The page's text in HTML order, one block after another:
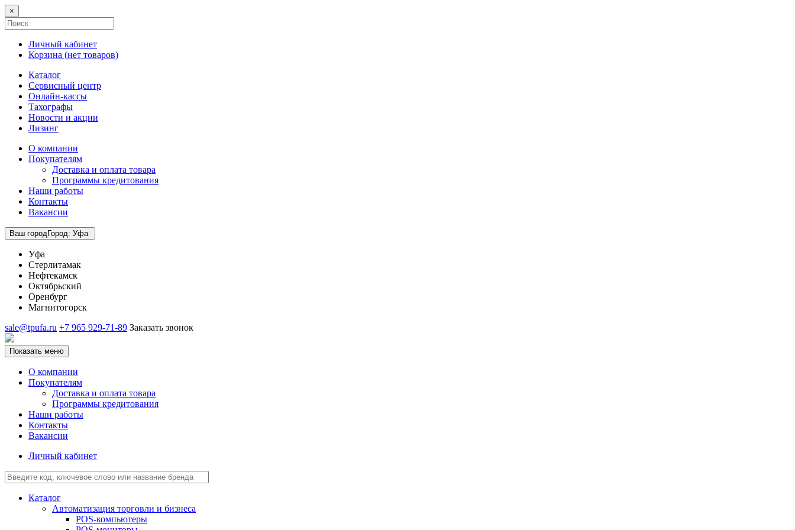
×
Личный кабинет
Корзина (нет товаров)
Каталог
Сервисный центр
Онлайн-кассы
Тахографы
Новости и акции
Лизинг
О компании
Покупателям
Доставка и оплата товара
Программы кредитования
Наши работы
Контакты
Вакансии
Ваш городГород: Уфа
Уфа
Стерлитамак
Нефтекамск
Октябрьский
Оренбург
Магнитогорск
sale@tpufa.ru +7 965 929-71-89 Заказать звонок
Показать меню
О компании
Покупателям
Доставка и оплата товара
Программы кредитования
Наши работы
Контакты
Вакансии
Личный кабинет
Каталог
Автоматизация торговли и бизнеса
POS-компьютеры